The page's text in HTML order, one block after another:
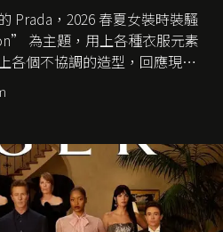
Prada，2026 春夏女裝時裝騷
為主題，用上各種衣服元素
各個不協調的造型，回應現今
現象。